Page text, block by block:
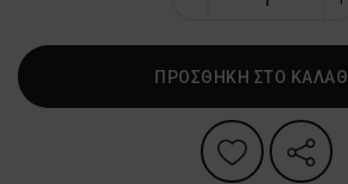
ΠΡΟΣΘΗΚΗ ΣΤΟ ΚΑΛΑΘΙ